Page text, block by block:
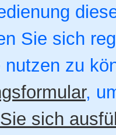
Sie sich
nutzen zu
,
sich